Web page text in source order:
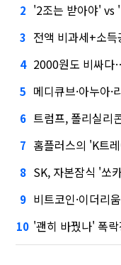
2 '2조는 받아야' vs
3 전액 비과세+소
4 2000원도 비싸다…
5 메디큐브·아누아
6 트럼프, 폴리실리콘
7 홈플러스의 'K트
8 SK, 자본잠식 '쏘
9 비트코인·이더리
10 '괜히 바꿨나' 폭락